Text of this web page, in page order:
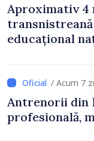
Aproximativ 4
educațional
/ Acum 7
Antrenorii din
profesională,